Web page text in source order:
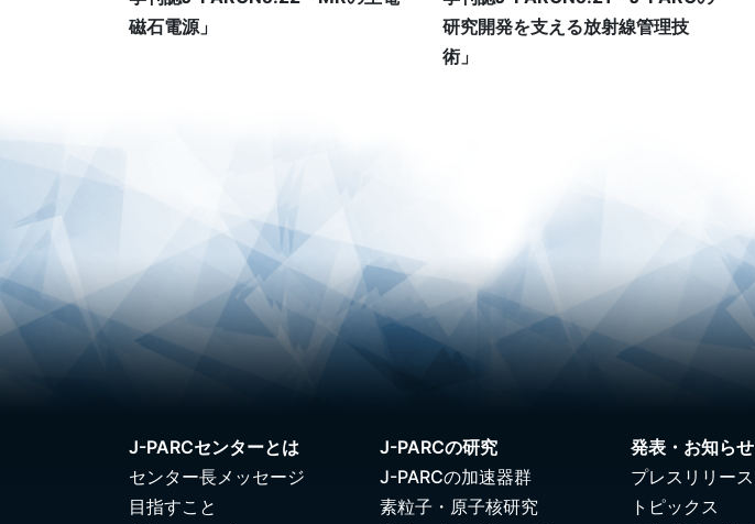
磁石電源」
研究開発を支える放射線管理技
術」
J-PARCセンターとは
センター長メッセージ
目指すこと
J-PARCの研究
J-PARCの加速器群
素粒子・原子核研究
発表・お知らせ
プレスリリース
トピックス